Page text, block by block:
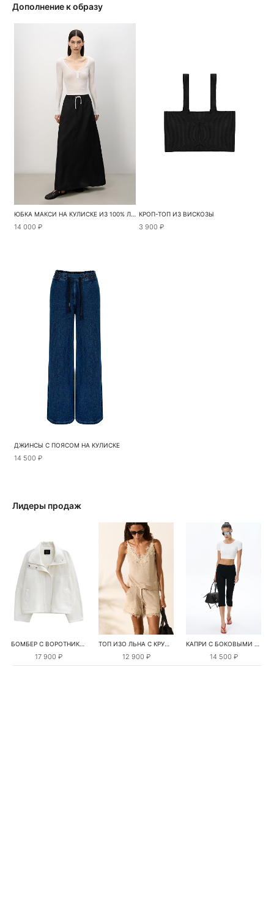
Дополнение к образу
ЮБКА МАКСИ НА КУЛИСКЕ ИЗ 100% ЛЬНА
14 000 ₽
КРОП-ТОП ИЗ ВИСКОЗЫ
3 900 ₽
ДЖИНСЫ С ПОЯСОМ НА КУЛИСКЕ
14 500 ₽
Лидеры продаж
БОМБЕР С ВОРОТНИКОМ-СТОЙКОЙ
17 900 ₽
ТОП ИЗО ЛЬНА С КРУЖЕВОМ
12 900 ₽
КАПРИ С БОКОВЫМИ РАЗРЕЗАМИ
14 500 ₽